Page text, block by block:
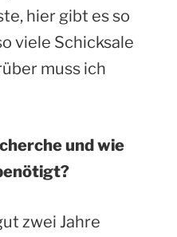
hier gibt es so
viele Schicksale
muss ich
und wie
zwei Jahre